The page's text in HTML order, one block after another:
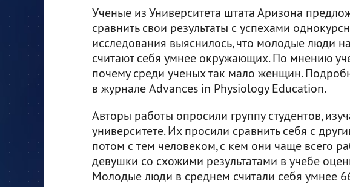
Ученые из Университета штата Аризона
сравнить свои результаты с успехами
исследования выяснилось, что молодые люди
считают себя умнее окружающих. По мнению
почему среди ученых так мало женщин.
в журнале Advances in Physiology Education.
Авторы работы опросили группу студентов,
университете. Их просили сравнить себя с
потом с тем человеком, с кем они чаще всего
девушки со схожими результатами в учебе
Молодые люди в среднем считали себя умнее